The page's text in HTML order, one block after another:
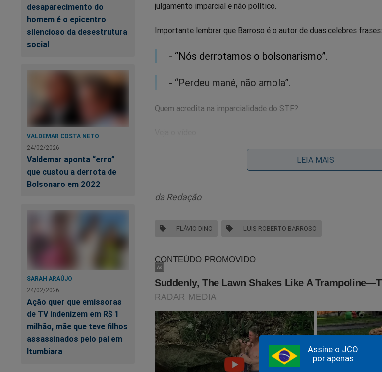
Assine o JCO
por apenas
desaparecimento do
homem é o epicentro
silencioso da desestrutura
social
VALDEMAR COSTA NETO
24/02/2026
Valdemar aponta “erro”
que custou a derrota de
Bolsonaro em 2022
SARAH ARAÚJO
24/02/2026
Ação quer que emissoras
de TV indenizem em R$ 1
milhão, mãe que teve filhos
assassinados pelo pai em
Itumbiara
julgamento imparcial e não político.
Importante lembrar que Barroso é o autor de duas celebres frases:
- “Nós derrotamos o bolsonarismo”.
- “Perdeu mané, não amola”.
Quem acredita na imparcialidade do STF?
LEIA MAIS
da Redação
FLÁVIO DINO LUIS ROBERTO BARROSO